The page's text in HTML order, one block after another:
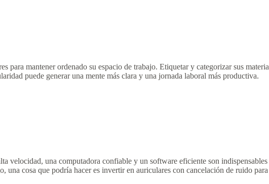
para mantener ordenado su espacio de trabajo. Etiquetar y categorizar sus
puede generar una mente más clara y una jornada laboral más productiva.
velocidad, una computadora confiable y un software eficiente son
una cosa que podría hacer es invertir en auriculares con cancelación de ruido